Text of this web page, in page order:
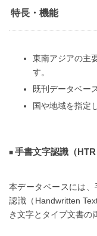
特長・機能
東南アジアの主
す。
既刊データベー
国や地域を指定
手書文字認識（
本データベースには
認識（Handwritten
き文字とタイプ文書の